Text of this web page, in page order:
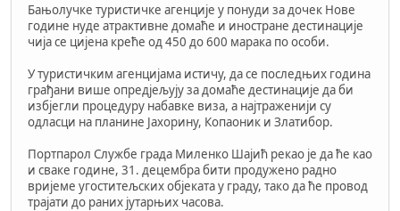
Бањолучке туристичке агенције у понуди за дочек Нове
године нуде атрактивне домаће и иностране дестинације
чија се цијена креће од 450 до 600 марака по особи.
У туристичким агенцијама истичу, да се последњих година
грађани више опредјељују за домаће дестинације да би
избјегли процедуру набавке виза, а најтраженији су
одласци на планине Јахорину, Копаоник и Златибор.
Портпарол Службе града Миленко Шајић рекао је да ће као
и сваке године, 31. децембра бити продужено радно
вријеме угоститељских објеката у граду, тако да ће провод
трајати до раних јутарњих часова.